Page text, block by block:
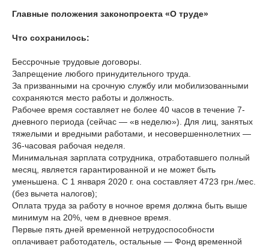
Главные положения законопроекта «О труде»
Что сохранилось:
Бессрочные трудовые договоры.
Запрещение любого принудительного труда.
За призванными на срочную службу или мобилизованными
сохраняются место работы и должность.
Рабочее время составляет не более 40 часов в течение 7-
дневного периода (сейчас — «в неделю»). Для лиц, занятых
тяжелыми и вредными работами, и несовершеннолетних —
36-часовая рабочая неделя.
Минимальная зарплата сотрудника, отработавшего полный
месяц, является гарантированной и не может быть
уменьшена. С 1 января 2020 г. она составляет 4723 грн./мес.
(без вычета налогов);
Оплата труда за работу в ночное время должна быть выше
минимум на 20%, чем в дневное время.
Первые пять дней временной нетрудоспособности
оплачивает работодатель, остальные — Фонд временной